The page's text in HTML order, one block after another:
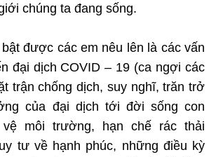
chúng ta đang sống.
được các em nêu lên là các vấn
đại dịch COVID – 19 (ca ngợi các
trận chống dịch, suy nghĩ, trăn trở
của đại dịch tới đời sống con
môi trường, hạn chế rác thải
tư về hạnh phúc, những điều kỳ